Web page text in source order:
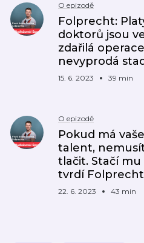
O epizodě
Folprecht:
doktorů jsou
zdařilá
nevyprodá
15. 6. 2023 39 min
O epizodě
Pokud má
talent,
tlačit. Stačí
tvrdí Folprecht
22. 6. 2023 43 min